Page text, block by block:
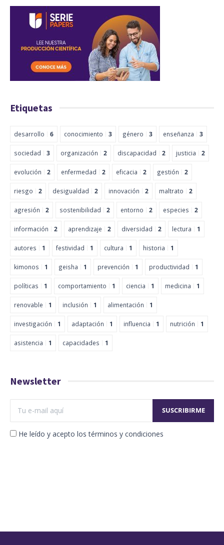
Etiquetas
desarrollo 6 conocimiento 3 género 3 enseñanza 3
sociedad 3 organización 2 discapacidad 2 justicia 2
evolución 2 enfermedad 2 eficacia 2 gestión 2
riesgo 2 desigualdad 2 innovación 2 maltrato 2
agresión 2 sostenibilidad 2 entorno 2 especies 2
información 2 aprendizaje 2 diversidad 2 lectura 1
autores 1 festividad 1 cultura 1 historia 1
kimonos 1 geisha 1 prevención 1 productividad 1
políticas 1 comportamiento 1 ciencia 1 medicina 1
renovable 1 inclusión 1 alimentación 1
investigación 1 adaptación 1 influencia 1 nutrición 1
asistencia 1 capacidades 1
Newsletter
He leído y acepto los términos y condiciones